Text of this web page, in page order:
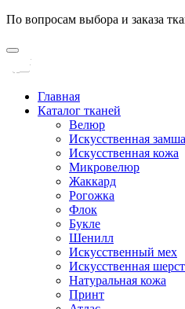
По вопросам выбора и заказа
Главная
Каталог тканей
Велюр
Искусственная замша
Искусственная кожа
Микровелюр
Жаккард
Рогожка
Флок
Букле
Шенилл
Искусственный мех
Искусственная
Натуральная кожа
Принт